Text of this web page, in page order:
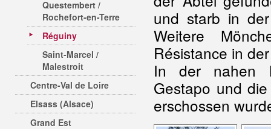
Questembert /
Rochefort-en-Terre
Réguiny
Saint-Marcel /
Malestroit
Centre-Val de Loire
Elsass (Alsace)
Grand Est
und starb in
Weitere
Résistance in
In der nahen
Gestapo und
erschossen